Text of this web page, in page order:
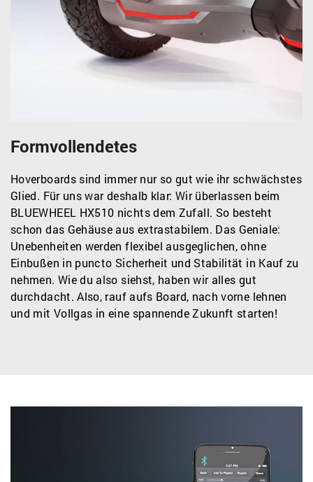
Formvollendetes
Hoverboards sind immer nur so gut wie ihr schwächstes
Glied. Für uns war deshalb klar: Wir überlassen beim
BLUEWHEEL HX510 nichts dem Zufall. So besteht
schon das Gehäuse aus extrastabilem. Das Geniale:
Unebenheiten werden flexibel ausgeglichen, ohne
Einbußen in puncto Sicherheit und Stabilität in Kauf zu
nehmen. Wie du also siehst, haben wir alles gut
durchdacht. Also, rauf aufs Board, nach vorne lehnen
und mit Vollgas in eine spannende Zukunft starten!